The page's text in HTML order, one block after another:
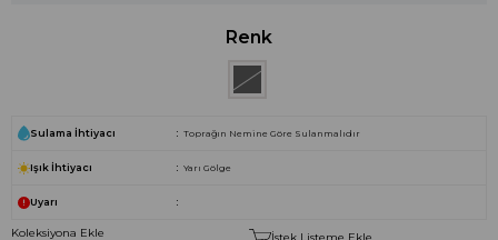
Renk
Sulama İhtiyacı Toprağın Nemine Göre Sulanmalıdır
Işık İhtiyacı Yarı Gölge
Uyarı
Koleksiyona Ekle
İstek Listeme Ekle